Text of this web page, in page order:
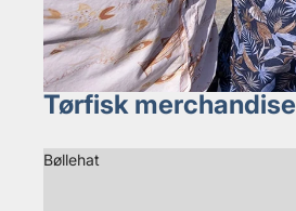
Tørfisk merchandise
Bøllehat